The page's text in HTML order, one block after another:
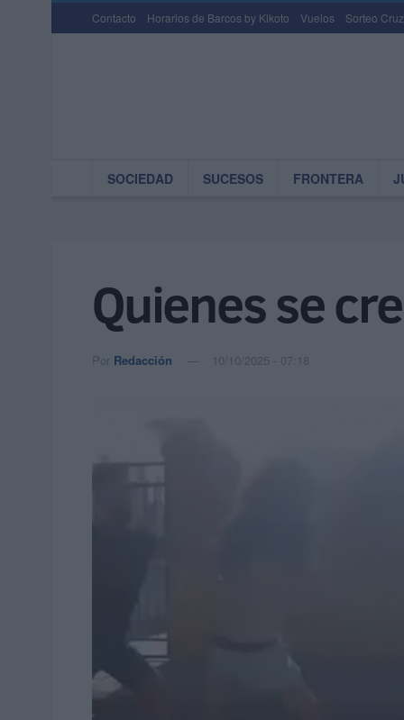
Contacto Horarios de Barcos by Kikoto Vuelos Sorteo
SOCIEDAD SUCESOS FRONTERA
Quienes se
Por Redacción 10/10/2025 - 07:18